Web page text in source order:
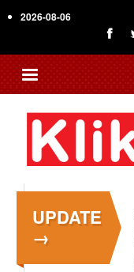
to
content
2026-08-06
UPDATE
→